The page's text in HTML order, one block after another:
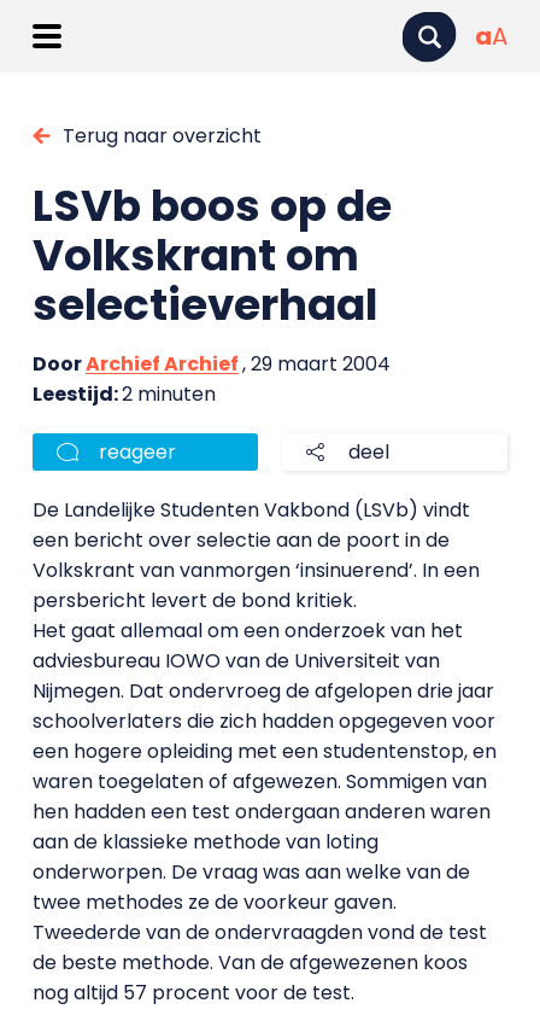
aA
Terug naar overzicht
LSVb boos op de
Volkskrant om
selectieverhaal
DoorArchief Archief, 29 maart 2004
Leestijd:2 minuten
reageer deel
De Landelijke Studenten Vakbond (LSVb) vindt
een bericht over selectie aan de poort in de
Volkskrant van vanmorgen ‘insinuerend’. In een
persbericht levert de bond kritiek.
Het gaat allemaal om een onderzoek van het
adviesbureau IOWO van de Universiteit van
Nijmegen. Dat ondervroeg de afgelopen drie jaar
schoolverlaters die zich hadden opgegeven voor
een hogere opleiding met een studentenstop, en
waren toegelaten of afgewezen. Sommigen van
hen hadden een test ondergaan anderen waren
aan de klassieke methode van loting
onderworpen. De vraag was aan welke van de
twee methodes ze de voorkeur gaven.
Tweederde van de ondervraagden vond de test
de beste methode. Van de afgewezenen koos
nog altijd 57 procent voor de test.